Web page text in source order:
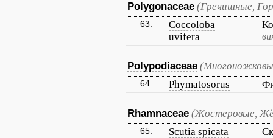
Polygonaceae (Гречишные,
63.
Coccoloba
uvifera
Polypodiaceae
64. Phymatosorus
Rhamnaceae (Жостеровые,
65. Scutia spicata